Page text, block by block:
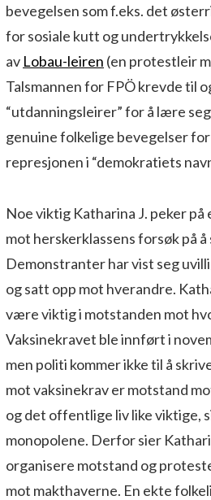
bevegelsen som f.eks. det
for sosiale kutt og
av Lobau-leiren (en protestleir
Talsmannen for FPÖ krevde til
“utdanningsleirer” for å lære
genuine folkelige bevegelser
represjonen i “demokratiets
Noe viktig Katharina J. peker
mot herskerklassens forsøk på
Demonstranter har vist seg
og satt opp mot hverandre.
være viktig i motstanden mot
Vaksinekravet ble innført i
men politi kommer ikke til å
mot vaksinekrav er motstand
og det offentlige liv like viktige,
monopolene. Derfor sier
organisere motstand og
mot makthaverne. En ekte